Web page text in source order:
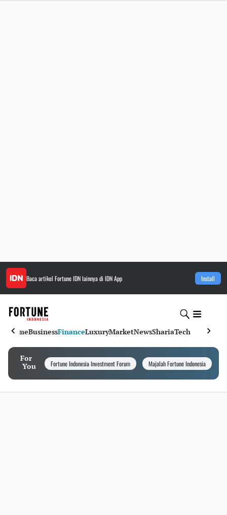
Baca artikel Fortune IDNlainnya di IDN App Install
HomeBusinessFinanceLuxuryMarketNewsShariaTech
For
You
Fortune Indonesia Investment Forum Majalah Fortune Indonesia